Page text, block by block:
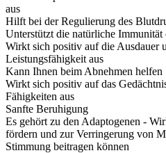
aus
Hilft bei der Regulierung des
Unterstützt die natürliche Immunität
Wirkt sich positiv auf die Ausdauer
Leistungsfähigkeit aus
Kann Ihnen beim Abnehmen helfen
Wirkt sich positiv auf das
Fähigkeiten aus
Sanfte Beruhigung
Es gehört zu den Adaptogenen -
fördern und zur Verringerung von
Stimmung beitragen können